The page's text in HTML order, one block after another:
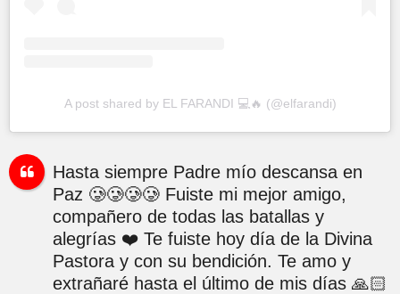
A post shared by EL FARANDI 💻🔥 (@elfarandi)
Hasta siempre Padre mío descansa en
Paz 🥲🥲🥲🥲 Fuiste mi mejor amigo,
compañero de todas las batallas y
alegrías ❤️ Te fuiste hoy día de la Divina
Pastora y con su bendición. Te amo y
extrañaré hasta el último de mis días 🙏🏻